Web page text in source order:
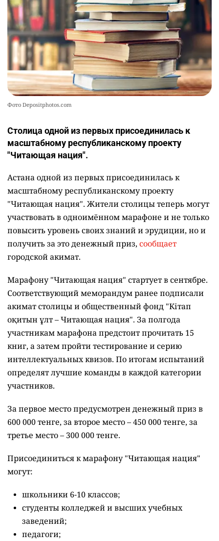
Фото Depositphotos.com
Столица одной из первых присоединилась к
масштабному республиканскому проекту
"Читающая нация".
Астана одной из первых присоединилась к
масштабному республиканскому проекту
"Читающая нация". Жители столицы теперь могут
участвовать в одноимённом марафоне и не только
повысить уровень своих знаний и эрудиции, но и
получить за это денежный приз, сообщает
городской акимат.
Марафону "Читающая нация" стартует в сентябре.
Соответствующий меморандум ранее подписали
акимат столицы и общественный фонд "Кітап
оқитын ұлт – Читающая нация". За полгода
участникам марафона предстоит прочитать 15
книг, а затем пройти тестирование и серию
интеллектуальных квизов. По итогам испытаний
определят лучшие команды в каждой категории
участников.
За первое место предусмотрен денежный приз в
600 000 тенге, за второе место – 450 000 тенге, за
третье место – 300 000 тенге.
Присоединиться к марафону "Читающая нация"
могут:
школьники 6-10 классов;
студенты колледжей и высших учебных
заведений;
педагоги;